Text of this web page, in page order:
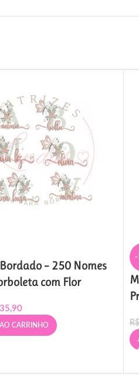
– 250 Nomes
com Flor
35,90
CARRINHO
-
R$